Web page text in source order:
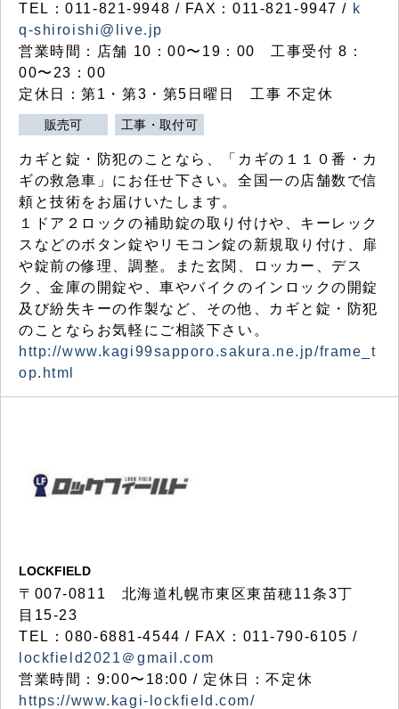
TEL：011-821-9948 / FAX：011-821-9947 / k
q-shiroishi@live.jp
営業時間：店舗 10：00〜19：00 工事受付 8：
00〜23：00
定休日：第1・第3・第5日曜日 工事 不定休
販売可 工事・取付可
カギと錠・防犯のことなら、「カギの１１０番・カ
ギの救急車」にお任せ下さい。全国一の店舗数で信
頼と技術をお届けいたします。
１ドア２ロックの補助錠の取り付けや、キーレック
スなどのボタン錠やリモコン錠の新規取り付け、扉
や錠前の修理、調整。また玄関、ロッカー、デス
ク、金庫の開錠や、車やバイクのインロックの開錠
及び紛失キーの作製など、その他、カギと錠・防犯
のことならお気軽にご相談下さい。
http://www.kagi99sapporo.sakura.ne.jp/frame_t
op.html
LOCKFIELD
〒007-0811 北海道札幌市東区東苗穂11条3丁
目15-23
TEL：080-6881-4544 / FAX：011-790-6105 /
lockfield2021＠gmail.com
営業時間：9:00〜18:00 / 定休日：不定休
https://www.kagi-lockfield.com/